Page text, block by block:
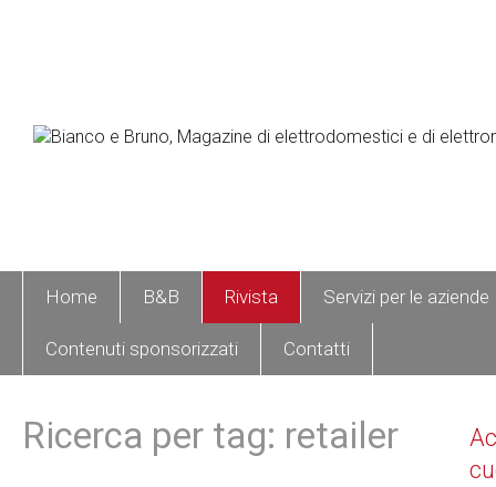
Home B&B Rivista Servizi per le aziende
Contenuti sponsorizzati Contatti
Ricerca per tag: retailer